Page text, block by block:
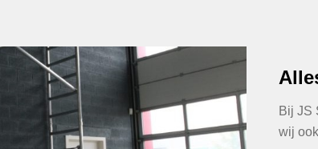
Bij JS
wij